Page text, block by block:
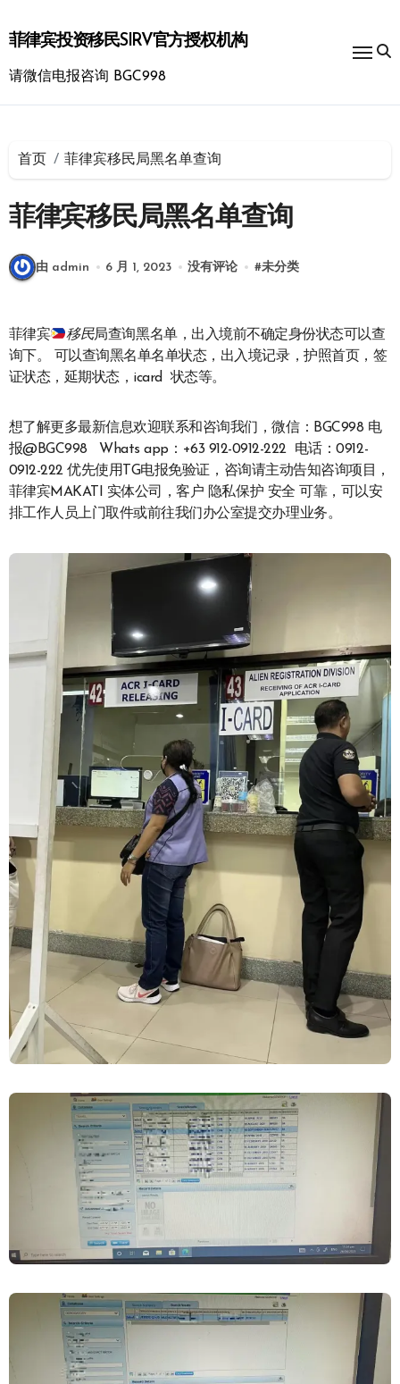
到
内
菲律宾投资移民SIRV官方授权机构
请微信电报咨询 BGC998
首页 菲律宾移民局黑名单查询
菲律宾移民局黑名单查询
由 admin 6 月 1, 2023 没有评论 #未分类
菲律宾 移民局查询黑名单，出入境前不确定身份状态可以查
询下。 可以查询黑名单名单状态，出入境记录，护照首页，签
证状态，延期状态，icard 状态等。
想了解更多最新信息欢迎联系和咨询我们，微信：BGC998 电
报@BGC998 Whats app：+63 912-0912-222 电话：0912-
0912-222 优先使用TG电报免验证，咨询请主动告知咨询项目，
菲律宾MAKATI 实体公司，客户 隐私保护 安全 可靠，可以安
排工作人员上门取件或前往我们办公室提交办理业务。